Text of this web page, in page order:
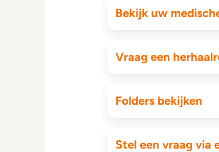
Bekijk uw
Vraag een
Folders bekijken
Stel een vraag via